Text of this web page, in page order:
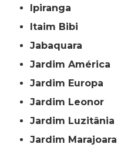
Ipiranga
Itaim Bibi
Jabaquara
Jardim América
Jardim Europa
Jardim Leonor
Jardim Luzitânia
Jardim Marajoara